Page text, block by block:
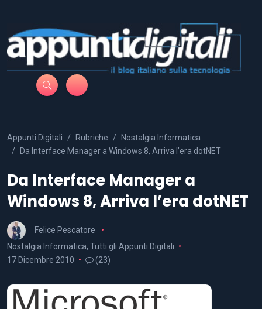
Appunti Digitali Rubriche
Nostalgia Informatica
Da Interface Manager a Windows 8, Arriva l’era dotNET
Da Interface Manager a
Windows 8, Arriva l’era dotNET
Felice Pescatore
Nostalgia Informatica, Tutti gli Appunti Digitali
17 Dicembre 2010
(23)